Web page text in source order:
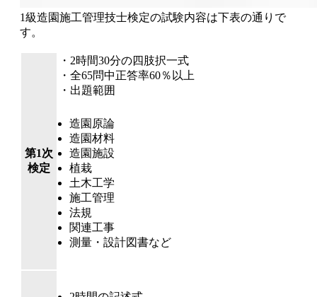
1級造園施工管理技士検定の試験内容は下表の通りで
す。
第1次
検定
・2時間30分の四肢択一式
・全65問中正答率60％以上
・出題範囲
造園原論
造園材料
造園施設
植栽
土木工学
施工管理
法規
関連工事
測量・設計図書など